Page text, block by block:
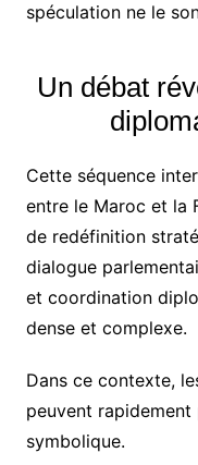
spéculation ne le
Un débat
Cette séquence
entre le Maroc et la
de redéfinition
dialogue
et coordination
dense et complexe.
Dans ce contexte,
peuvent
symbolique.